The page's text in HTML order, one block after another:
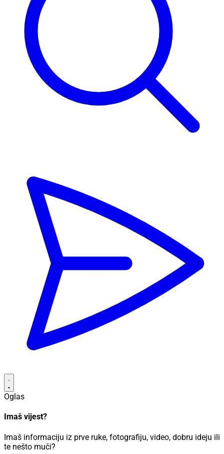
Oglas
Imaš vijest?
Imaš informaciju iz prve ruke, fotografiju, video, dobru ideju ili
te nešto muči?